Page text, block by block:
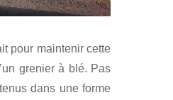
pour maintenir cette
grenier à blé. Pas
dans une forme